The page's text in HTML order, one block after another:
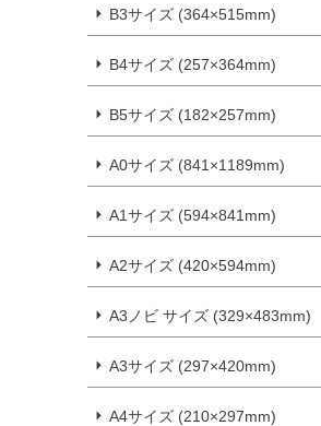
B3サイズ (364×515mm)
B4サイズ (257×364mm)
B5サイズ (182×257mm)
A0サイズ (841×1189mm)
A1サイズ (594×841mm)
A2サイズ (420×594mm)
A3ノビ サイズ (329×483mm)
A3サイズ (297×420mm)
A4サイズ (210×297mm)